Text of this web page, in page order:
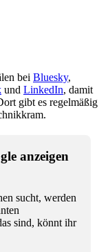
bei Bluesky,
und LinkedIn, damit
gibt es regelmäßig
anzeigen
sucht, werden
sind, könnt ihr